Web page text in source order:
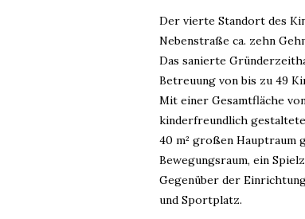
Der vierte Standort des
Nebenstraße ca. zehn
Das sanierte
Betreuung von bis zu 49
Mit einer Gesamtfläche
kinderfreundlich
40 m² großen Hauptraum
Bewegungsraum, ein
Gegenüber der
und Sportplatz.